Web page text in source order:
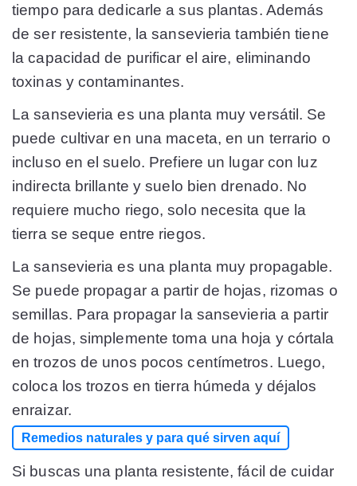
tiempo para dedicarle a sus plantas. Además
de ser resistente, la sansevieria también tiene
la capacidad de purificar el aire, eliminando
toxinas y contaminantes.
La sansevieria es una planta muy versátil. Se
puede cultivar en una maceta, en un terrario o
incluso en el suelo. Prefiere un lugar con luz
indirecta brillante y suelo bien drenado. No
requiere mucho riego, solo necesita que la
tierra se seque entre riegos.
La sansevieria es una planta muy propagable.
Se puede propagar a partir de hojas, rizomas o
semillas. Para propagar la sansevieria a partir
de hojas, simplemente toma una hoja y córtala
en trozos de unos pocos centímetros. Luego,
coloca los trozos en tierra húmeda y déjalos
enraizar.
Remedios naturales y para qué sirven aquí
Si buscas una planta resistente, fácil de cuidar